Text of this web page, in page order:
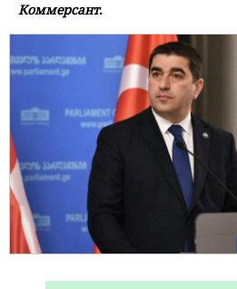
Коммерсант.